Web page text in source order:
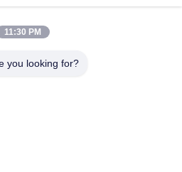
সরবরাহ
11:30 PM
you looking for?